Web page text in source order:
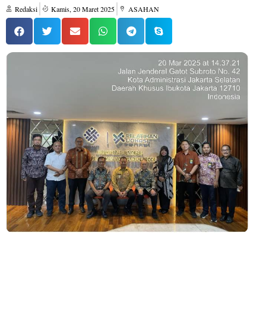
Redaksi Kamis, 20 Maret 2025 ASAHAN